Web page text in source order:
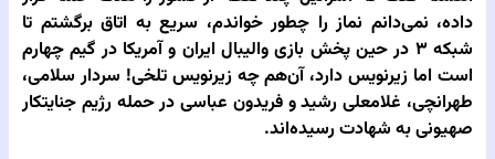
داده، نمی‌دانم نماز را چطور خواندم، سریع به اتاق برگشتم تا
شبکه ۳ در حین پخش بازی والیبال ایران و آمریکا در گیم چهارم
است اما زیرنویس دارد، آن‌هم چه زیرنویس تلخی! سردار سلامی،
طهرانچی، غلامعلی رشید و فریدون عباسی در حمله رژیم جنایتکار
صهیونی به شهادت رسیده‌اند.